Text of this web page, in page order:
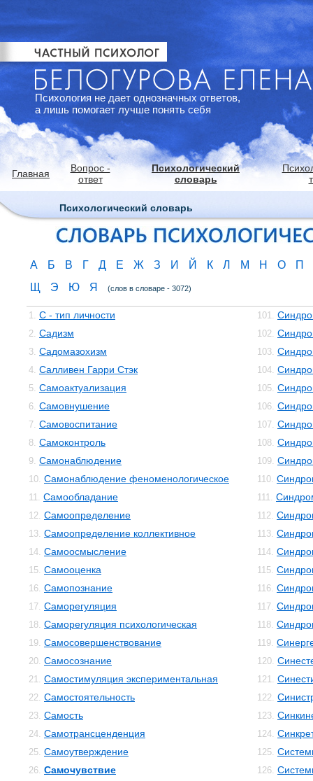
Психология не дает однозначных ответов,
а лишь помогает лучше понять себя
Главная
Вопрос -
ответ
Психологический
словарь
Психологический словарь
А Б В Г Д Е Ж З И Й К Л М Н О
П
Щ
Э Ю Я (слов в словаре - 3072)
1. С - тип личности
2. Садизм
3. Садомазохизм
4. Салливен Гарри Стэк
5. Самоактуализация
6. Самовнушение
7. Самовоспитание
8. Самоконтроль
9. Самонаблюдение
10. Самонаблюдение феноменологическое
11. Самообладание
12. Самоопределение
13. Самоопределение коллективное
14. Самоосмысление
15. Самооценка
16. Самопознание
17. Саморегуляция
18. Саморегуляция психологическая
19. Самосовершенствование
20. Самосознание
21. Самостимуляция экспериментальная
22. Самостоятельность
23. Самость
24. Самотрансценденция
25. Самоутверждение
26. Самочувствие
101.
102.
103.
104.
105.
106.
107.
108.
109.
110.
111.
112.
113.
114.
115.
116.
117.
118.
119.
120.
121.
122.
123.
124.
125.
126.